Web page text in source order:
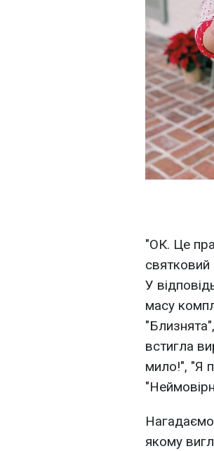
"ОК. Це
У
масу
встигла
мило!", "Я
якому